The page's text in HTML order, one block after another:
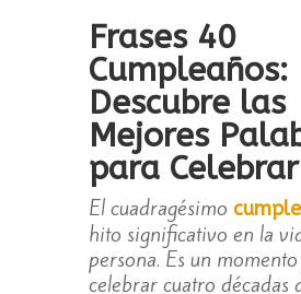
Frases 40
Cumpleaños:
Descubre las
Mejores
para Celebrar
El cuadragésimo
hito significativo en la
persona. Es un
celebrar cuatro décadas